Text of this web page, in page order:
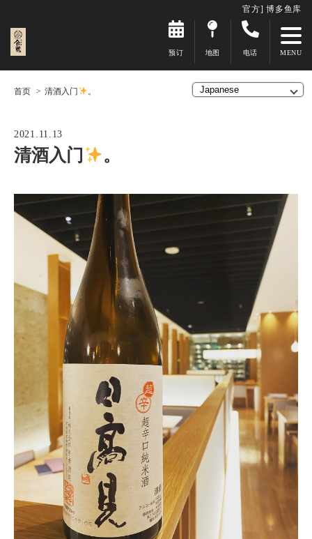
官方] 博多鱼库
预订 地图 电话
首页 清酒入门 。
2021.11.13
清酒入门 。